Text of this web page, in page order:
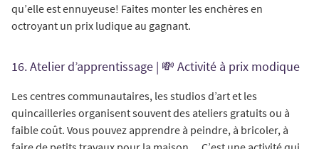
qu’elle est ennuyeuse! Faites monter les enchères en
octroyant un prix ludique au gagnant.
16. Atelier d’apprentissage | 💸 Activité à prix modique
Les centres communautaires, les studios d’art et les
quincailleries organisent souvent des ateliers gratuits ou à
faible coût. Vous pouvez apprendre à peindre, à bricoler, à